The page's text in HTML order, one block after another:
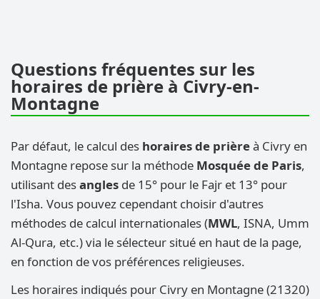
Questions fréquentes sur les
horaires de prière à Civry-en-
Montagne
Par défaut, le calcul des horaires de prièreà Civry en
Montagne repose sur la méthode Mosquée de Paris,
utilisant desangles de 15° pour le Fajr et 13° pour
l'Isha. Vous pouvez cependant choisir d'autres
méthodes de calcul internationales (MWL, ISNA, Umm
Al-Qura, etc.) via le sélecteur situé en haut de la page,
en fonction de vos préférences religieuses.
Les horaires indiqués pour Civry en Montagne (21320)